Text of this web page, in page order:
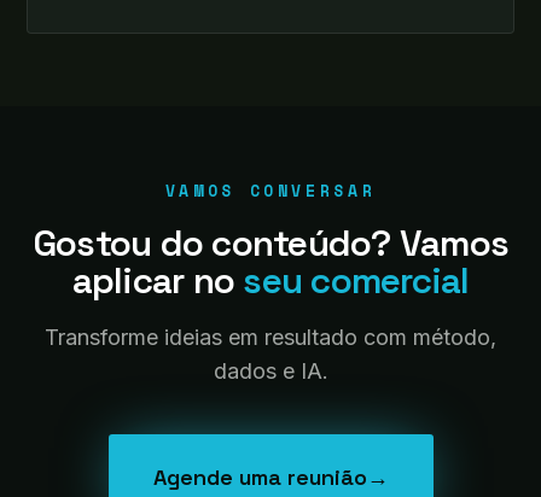
VAMOS CONVERSAR
Gostou do conteúdo? Vamos
aplicar no seu comercial
Transforme ideias em resultado com método,
dados e IA.
Agende uma reunião→